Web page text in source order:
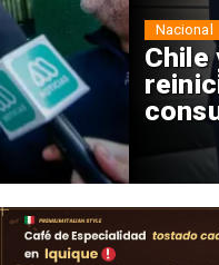
Chile y
reinicio de
consulares